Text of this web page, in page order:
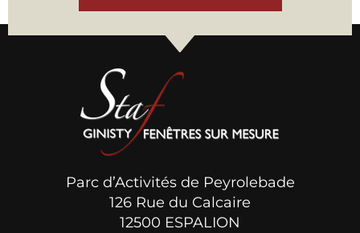
Parc d’Activités de Peyrolebade
126 Rue du Calcaire
12500 ESPALION